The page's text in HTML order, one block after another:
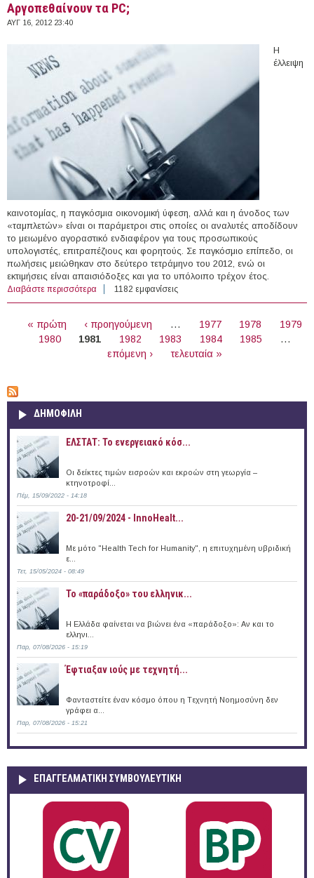
Αργοπεθαίνουν τα PC;
ΑΥΓ 16, 2012 23:40
Η
έλλειψη
καινοτομίας, η παγκόσμια οικονομική ύφεση, αλλά και η άνοδος των
«ταμπλετών» είναι οι παράμετροι στις οποίες οι αναλυτές αποδίδουν
το μειωμένο αγοραστικό ενδιαφέρον για τους προσωπικούς
υπολογιστές, επιτραπέζιους και φορητούς. Σε παγκόσμιο επίπεδο, οι
πωλήσεις μειώθηκαν στο δεύτερο τετράμηνο του 2012, ενώ οι
εκτιμήσεις είναι απαισιόδοξες και για το υπόλοιπο τρέχον έτος.
Διαβάστε περισσότερα για Αργοπεθαίνουν τα PC;
1182 εμφανίσεις
« πρώτη ‹ προηγούμενη … 1977 1978
1979
1980
1981 1982 1983 1984 1985
…
επόμενη ›
τελευταία »
ΔΗΜΟΦΙΛΗ
ΕΛΣΤΑΤ: Το ενεργειακό κόσ...
Οι δείκτες τιμών εισροών και εκροών στη γεωργία –
κτηνοτροφί...
Πέμ, 15/09/2022 - 14:18
20-21/09/2024 - InnoHealt...
Με μότο "Health Tech for Humanity", η επιτυχημένη υβριδική
ε...
Τετ, 15/05/2024 - 08:49
Το «παράδοξο» του ελληνικ...
Η Ελλάδα φαίνεται να βιώνει ένα «παράδοξο»: Αν και το
ελληνι...
Παρ, 07/08/2026 - 15:19
Έφτιαξαν ιούς με τεχνητή...
Φανταστείτε έναν κόσμο όπου η Tεχνητή Nοημοσύνη δεν
γράφει α...
Παρ, 07/08/2026 - 15:21
ΕΠΑΓΓΕΛΜΑΤΙΚΉ ΣΥΜΒΟΥΛΕΥΤΙΚΉ